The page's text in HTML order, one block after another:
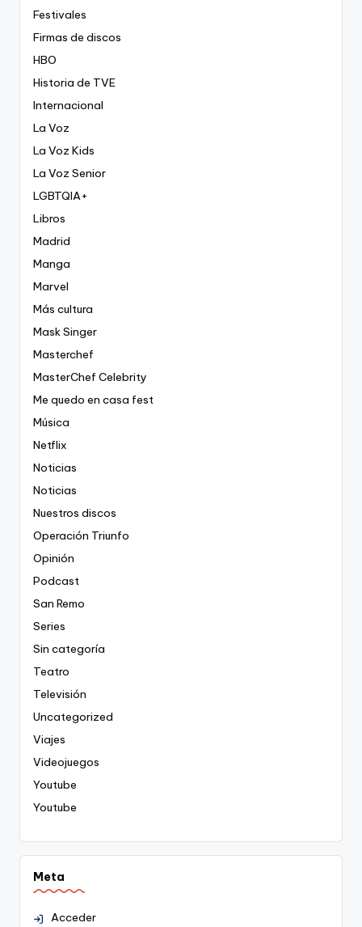
Festivales
Firmas de discos
HBO
Historia de TVE
Internacional
La Voz
La Voz Kids
La Voz Senior
LGBTQIA+
Libros
Madrid
Manga
Marvel
Más cultura
Mask Singer
Masterchef
MasterChef Celebrity
Me quedo en casa fest
Música
Netflix
Noticias
Noticias
Nuestros discos
Operación Triunfo
Opinión
Podcast
San Remo
Series
Sin categoría
Teatro
Televisión
Uncategorized
Viajes
Videojuegos
Youtube
Youtube
Meta
Acceder